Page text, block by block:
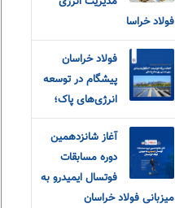
فولاد خراسا
فولاد خراسان
پیشگام در توسعه
انرژی‌های پاک؛
آغاز شانزدهمین
دوره مسابقات
فوتسال ایمیدرو به
میزبانی فولاد خراسان